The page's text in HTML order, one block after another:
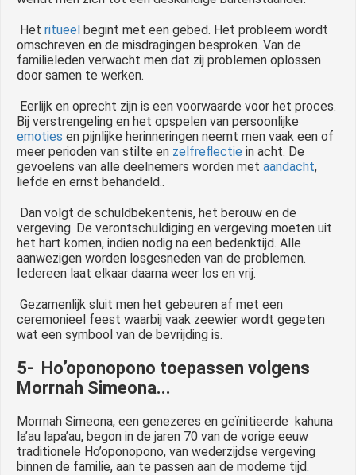
Het ritueel begint met een gebed. Het probleem wordt
omschreven en de misdragingen besproken. Van de
familieleden verwacht men dat zij problemen oplossen
door samen te werken.
Eerlijk en oprecht zijn is een voorwaarde voor het proces.
Bij verstrengeling en het opspelen van persoonlijke
emoties en pijnlijke herinneringen neemt men vaak een of
meer perioden van stilte en zelfreflectie in acht. De
gevoelens van alle deelnemers worden met aandacht,
liefde en ernst behandeld..
Dan volgt de schuldbekentenis, het berouw en de
vergeving. De verontschuldiging en vergeving moeten uit
het hart komen, indien nodig na een bedenktijd. Alle
aanwezigen worden losgesneden van de problemen.
Iedereen laat elkaar daarna weer los en vrij.
Gezamenlijk sluit men het gebeuren af met een
ceremonieel feest waarbij vaak zeewier wordt gegeten
wat een symbool van de bevrijding is.
5- Ho’oponopono toepassen volgens
Morrnah Simeona...
Morrnah Simeona, een genezeres en geïnitieerde kahuna
la’au lapa’au, begon in de jaren 70 van de vorige eeuw
traditionele Ho’oponopono, van wederzijdse vergeving
binnen de familie, aan te passen aan de moderne tijd.